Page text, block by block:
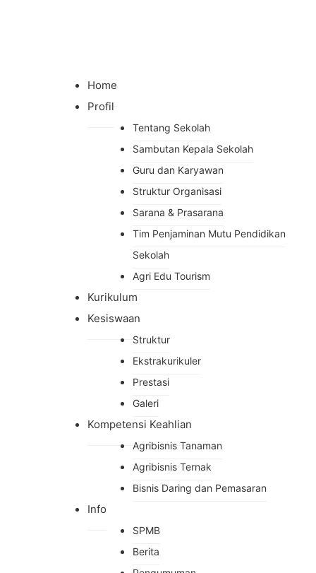
Home
Profil
Tentang Sekolah
Sambutan Kepala Sekolah
Guru dan Karyawan
Struktur Organisasi
Sarana & Prasarana
Tim Penjaminan Mutu Pendidikan
Sekolah
Agri Edu Tourism
Kurikulum
Kesiswaan
Struktur
Ekstrakurikuler
Prestasi
Galeri
Kompetensi Keahlian
Agribisnis Tanaman
Agribisnis Ternak
Bisnis Daring dan Pemasaran
Info
SPMB
Berita